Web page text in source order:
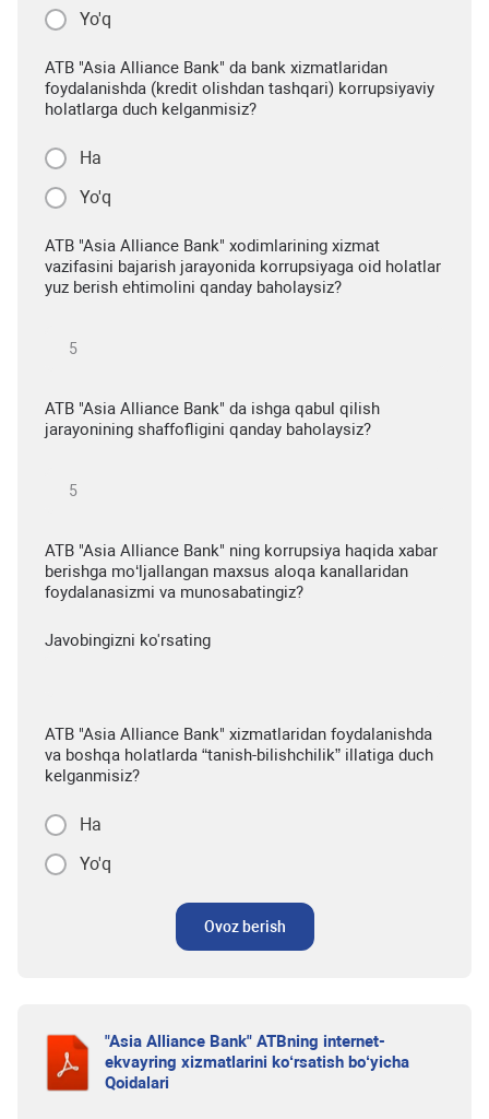
Yo'q
ATB "Asia Alliance Bank" da bank xizmatlaridan
foydalanishda (kredit olishdan tashqari) korrupsiyaviy
holatlarga duch kelganmisiz?
Ha
Yo'q
ATB "Asia Alliance Bank" xodimlarining xizmat
vazifasini bajarish jarayonida korrupsiyaga oid holatlar
yuz berish ehtimolini qanday baholaysiz?
ATB "Asia Alliance Bank" da ishga qabul qilish
jarayonining shaffofligini qanday baholaysiz?
ATB "Asia Alliance Bank" ning korrupsiya haqida xabar
berishga mo‘ljallangan maxsus aloqa kanallaridan
foydalanasizmi va munosabatingiz?
Javobingizni ko'rsating
ATB "Asia Alliance Bank" xizmatlaridan foydalanishda
va boshqa holatlarda “tanish-bilishchilik” illatiga duch
kelganmisiz?
Ha
Yo'q
Ovoz berish
"Asia Alliance Bank" ATBning internet-
ekvayring xizmatlarini ko‘rsatish bo‘yicha
Qoidalari